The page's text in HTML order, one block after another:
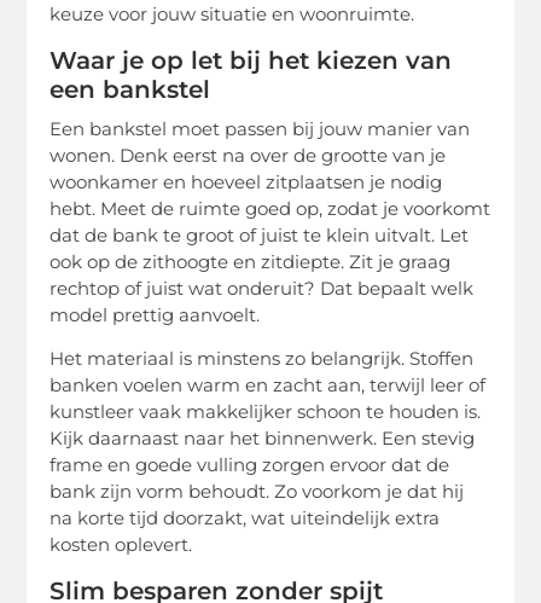
keuze voor jouw situatie en woonruimte.
Waar je op let bij het kiezen van
een bankstel
Een bankstel moet passen bij jouw manier van
wonen. Denk eerst na over de grootte van je
woonkamer en hoeveel zitplaatsen je nodig
hebt. Meet de ruimte goed op, zodat je voorkomt
dat de bank te groot of juist te klein uitvalt. Let
ook op de zithoogte en zitdiepte. Zit je graag
rechtop of juist wat onderuit? Dat bepaalt welk
model prettig aanvoelt.
Het materiaal is minstens zo belangrijk. Stoffen
banken voelen warm en zacht aan, terwijl leer of
kunstleer vaak makkelijker schoon te houden is.
Kijk daarnaast naar het binnenwerk. Een stevig
frame en goede vulling zorgen ervoor dat de
bank zijn vorm behoudt. Zo voorkom je dat hij
na korte tijd doorzakt, wat uiteindelijk extra
kosten oplevert.
Slim besparen zonder spijt